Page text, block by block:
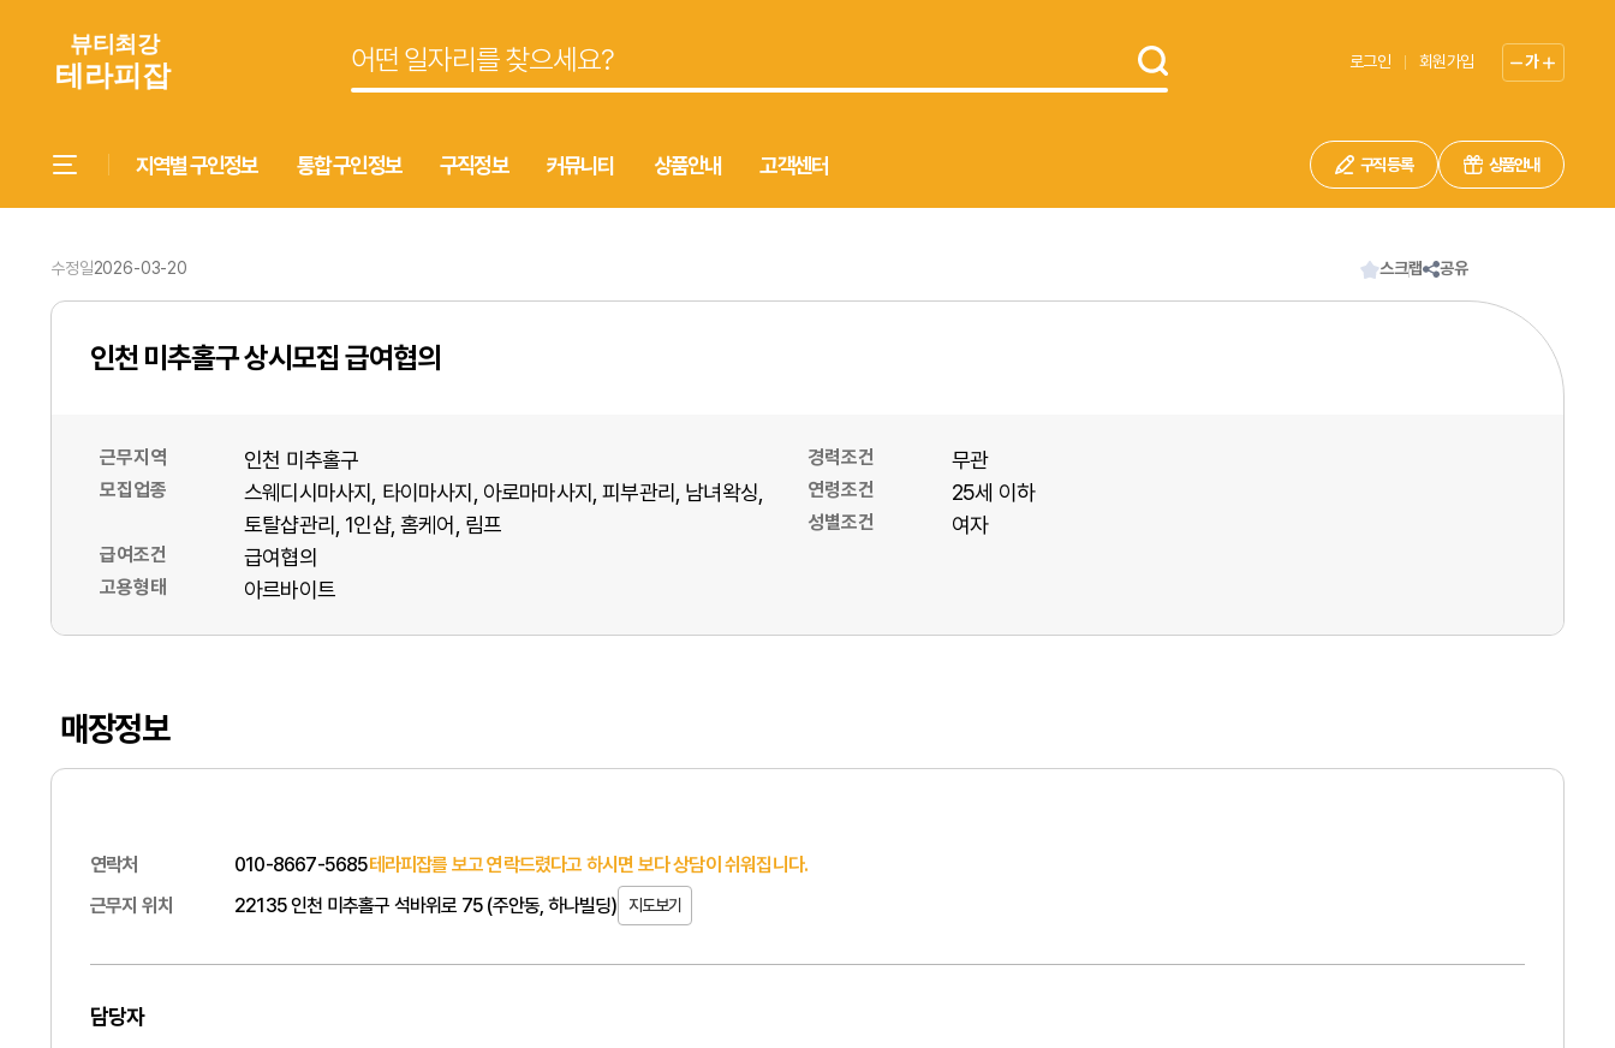
로그인 회원가입 가
지역별 구인정보 통합 구인정보 구직정보 커뮤니티 상품안내 고객센터 구직 등록 상품안내
수정일2026-03-20 스크랩 공유
인천 미추홀구 상시모집 급여협의
근무지역 인천 미추홀구
모집업종 스웨디시마사지 타이마사지 아로마마사지 피부관리
남녀왁싱
토탈샵관리
1인샵 홈케어 림프
급여조건 급여협의
고용형태 아르바이트
경력조건 무관
연령조건 25세 이하
성별조건 여자
매장정보
연락처 010-8667-5685테라피잡를 보고 연락드렸다고 하시면 보다 상담이 쉬워집니다.
근무지 위치
22135 인천 미추홀구 석바위로 75 (주안동, 하나빌딩) 지도보기
담당자